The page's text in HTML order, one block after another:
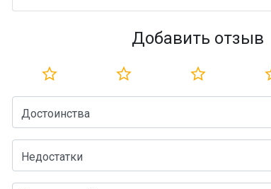
Добавить отзыв
Достоинства
Недостатки